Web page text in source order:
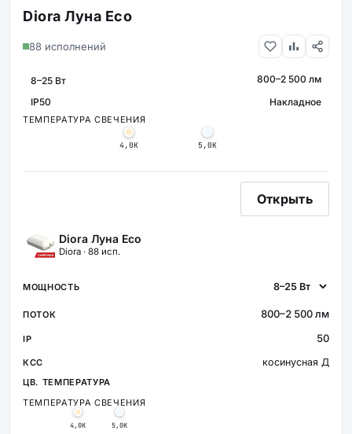
Diora Луна Eco
88 исполнений
МОЩНОСТЬ СВЕТОВОЙ ПОТОК
800–2 500 лм
ЗАЩИТА
IP50 Накладное
ТЕМПЕРАТУРА СВЕЧЕНИЯ
4,0К 5,0К
Открыть
Diora Луна Eco
Diora · 88 исп.
800–2 500 лм
50
косинусная Д
ТЕМПЕРАТУРА СВЕЧЕНИЯ
4,0К 5,0К